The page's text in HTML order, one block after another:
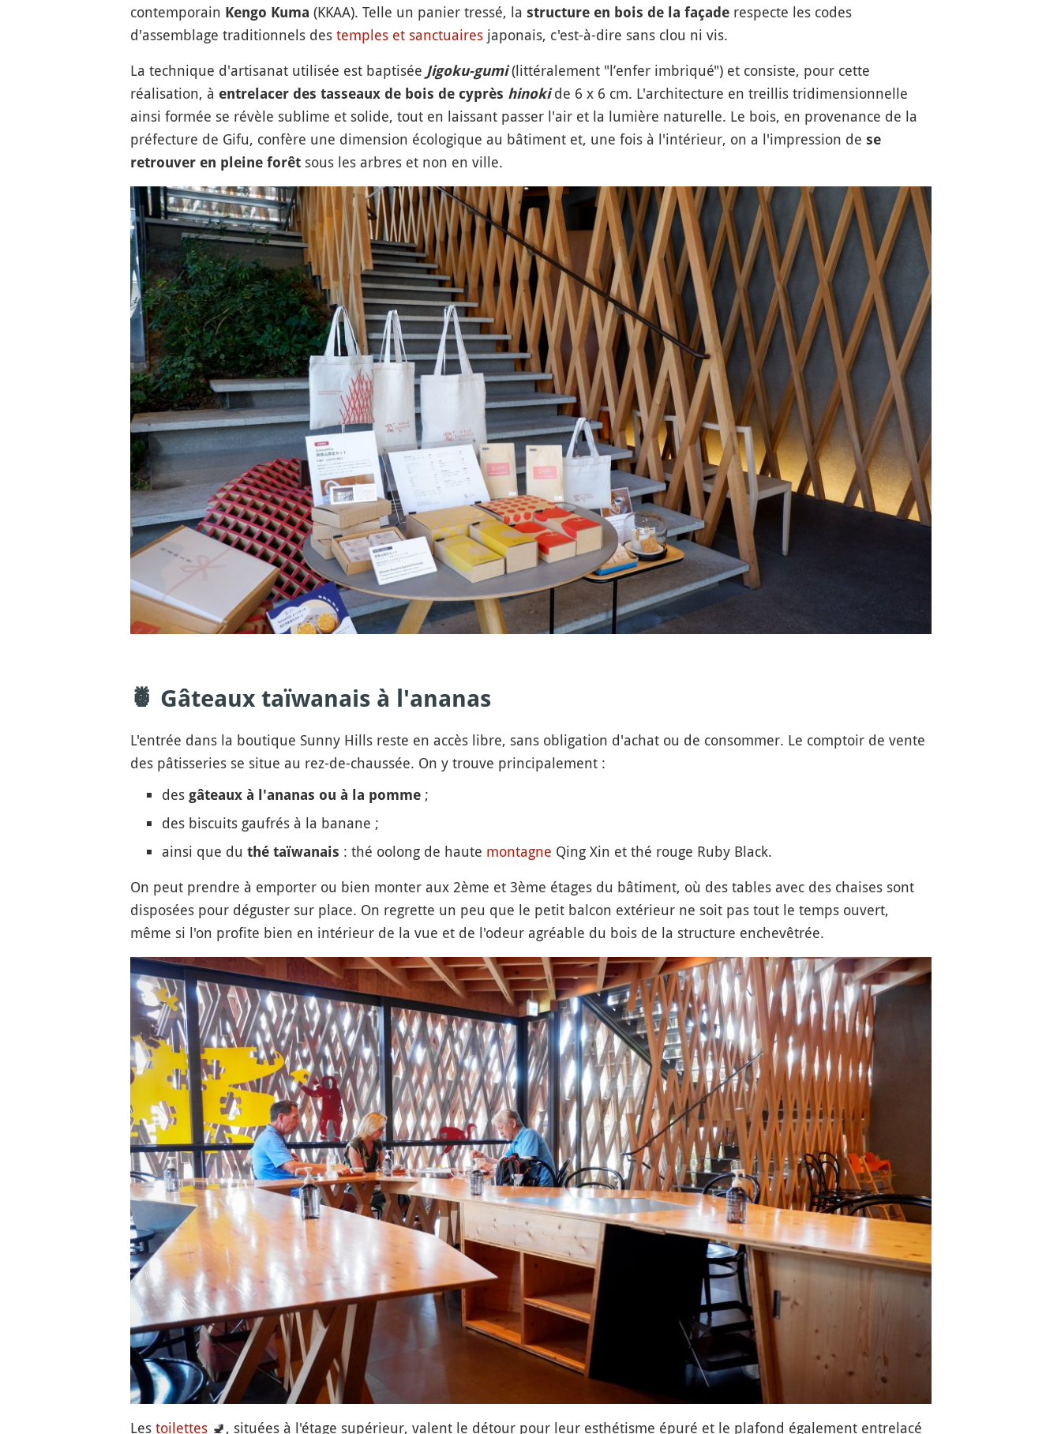
contemporain Kengo Kuma (KKAA). Telle un panier tressé, la structure en bois de la façaderespecte les codes
d'assemblage traditionnels des temples et sanctuairesjaponais, c'est-à-dire sans clou ni vis.
La technique d'artisanat utilisée est baptisée Jigoku-gumi(littéralement "l’enfer imbriqué") et consiste, pour cette
réalisation, à entrelacer des tasseaux de bois de cyprès hinokide 6 x 6 cm. L'architecture en treillis tridimensionnelle
ainsi formée se révèle sublime et solide, tout en laissant passer l'air et la lumière naturelle. Le bois, en provenance de la
préfecture de Gifu, confère une dimension écologique au bâtiment et, une fois à l'intérieur, on a l'impression de se
retrouver en pleine forêtsous les arbres et non en ville.
🍍 Gâteaux taïwanais à l'ananas
L'entrée dans la boutique Sunny Hills reste en accès libre, sans obligation d'achat ou de consommer. Le comptoir de vente
des pâtisseries se situe au rez-de-chaussée. On y trouve principalement :
des gâteaux à l'ananas ou à la pomme;
des biscuits gaufrés à la banane ;
ainsi que du thé taïwanais : thé oolong de haute montagne Qing Xin et thé rouge Ruby Black.
On peut prendre à emporter ou bien monter aux 2ème et 3ème étages du bâtiment, où des tables avec des chaises sont
disposées pour déguster sur place. On regrette un peu que le petit balcon extérieur ne soit pas tout le temps ouvert,
même si l'on profite bien en intérieur de la vue et de l'odeur agréable du bois de la structure enchevêtrée.
Les toilettes 🚽, situées à l'étage supérieur, valent le détour pour leur esthétisme épuré et le plafond également entrelacé